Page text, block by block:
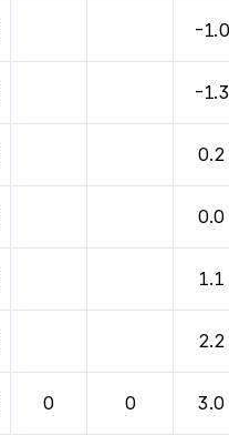
-1.0
-1.3
0.2
0.0
1.1
2.2
0 0 3.0